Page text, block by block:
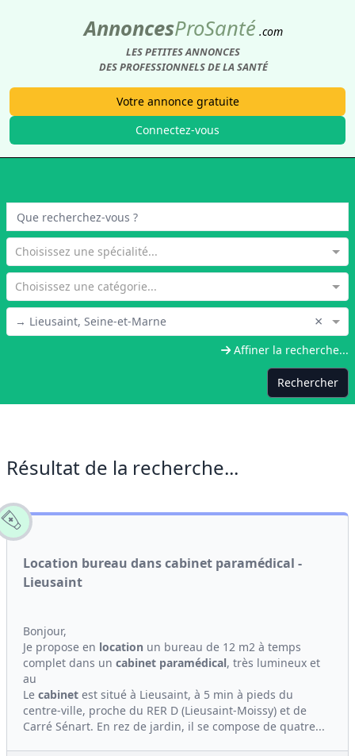
AnnoncesProSanté .com
LES PETITES ANNONCES
DES PROFESSIONNELS DE LA SANTÉ
Votre annonce gratuite
Connectez-vous
Choisissez une spécialité...
Choisissez une catégorie...
→ Lieusaint, Seine-et-Marne ×
Affiner la recherche...
Rechercher
Résultat de la recherche...
Location bureau dans cabinet paramédical -
Lieusaint
Bonjour,
Je propose en location un bureau de 12 m2 à temps
complet dans un cabinet paramédical, très lumineux et
au
Le cabinet est situé à Lieusaint, à 5 min à pieds du
centre-ville, proche du RER D (Lieusaint-Moissy) et de
Carré Sénart. En rez de jardin, il se compose de quatre...